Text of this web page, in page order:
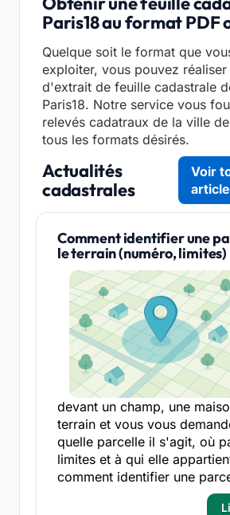
Paris18 au format PDF
Quelque soit le format que
exploiter, vous pouvez réaliser
d'extrait de feuille cadastrale
Paris18. Notre service vous
relevés cadatraux de la ville
tous les formats désirés.
Actualités
cadastrales
Voir
Comment identifier une
le terrain (numéro, limites)
devant un champ, une
terrain et vous vous
quelle parcelle il s'agit, où
limites et à qui elle
comment identifier une